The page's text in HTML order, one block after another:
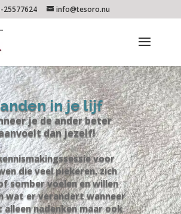
25577624 info@tesoro.nu
in je lijf
je de ander beter
dan jezelf!
voor
die veel piekeren, zich
somber voelen en willen
wat er verandert wanneer
alleen nadenken maar ook